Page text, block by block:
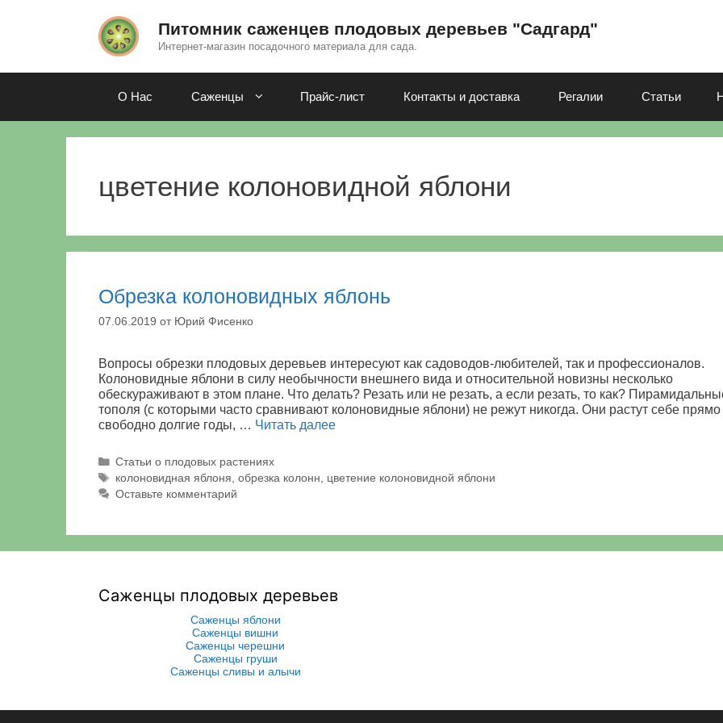
Питомник саженцев плодовых деревьев "Садгард"
Интернет-магазин посадочного материала для сада.
О Нас Саженцы Прайс-лист Контакты и доставка Регалии Статьи
цветение колоновидной яблони
Обрезка колоновидных яблонь
07.06.2019 от Юрий Фисенко
Вопросы обрезки плодовых деревьев интересуют как садоводов-любителей, так и профессионалов.
Колоновидные яблони в силу необычности внешнего вида и относительной новизны несколько
обескураживают в этом плане. Что делать? Резать или не резать, а если резать, то как?
тополя (с которыми часто сравнивают колоновидные яблони) не режут никогда. Они растут себе прямо
свободно долгие годы, … Читать далее
Рубрики
Статьи о плодовых растениях
Метки
колоновидная яблоня ,обрезка колонн
цветение колоновидной яблони
Оставьте комментарий
Саженцы плодовых деревьев
Саженцы яблони
Саженцы вишни
Саженцы черешни
Саженцы груши
Саженцы сливы и алычи